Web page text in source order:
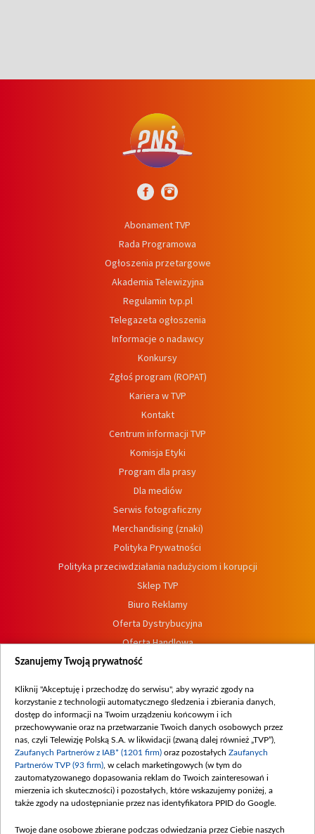
Abonament TVP
Rada Programowa
Ogłoszenia przetargowe
Akademia Telewizyjna
Regulamin tvp.pl
Telegazeta ogłoszenia
Informacje o nadawcy
Konkursy
Zgłoś program (ROPAT)
Kariera w TVP
Kontakt
Centrum informacji TVP
Komisja Etyki
Program dla prasy
Dla mediów
Serwis fotograficzny
Merchandising (znaki)
Polityka Prywatności
Polityka przeciwdziałania nadużyciom i korupcji
Sklep TVP
Biuro Reklamy
Oferta Dystrybucyjna
Oferta Handlowa
Dostępność
Procedura zgłoszeń wewnętrznych
Szanujemy Twoją prywatność
Kliknij "Akceptuję i przechodzę do serwisu", aby wyrazić zgody na
korzystanie z technologii automatycznego śledzenia i zbierania danych,
dostęp do informacji na Twoim urządzeniu końcowym i ich
przechowywanie oraz na przetwarzanie Twoich danych osobowych przez
nas, czyli Telewizję Polską S.A. w likwidacji (zwaną dalej również „TVP”),
Zaufanych Partnerów z IAB* (1201 firm) oraz pozostałych Zaufanych
Partnerów TVP (93 firm) , w celach marketingowych (w tym do
zautomatyzowanego dopasowania reklam do Twoich zainteresowań i
mierzenia ich skuteczności) i pozostałych, które wskazujemy poniżej, a
także zgody na udostępnianie przez nas identyfikatora PPID do Google.
Twoje dane osobowe zbierane podczas odwiedzania przez Ciebie naszych